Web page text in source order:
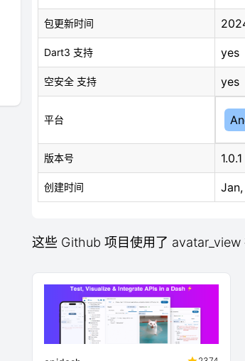
包更新时间
Dart3 支持 yes
空安全 支持 yes
平台
版本号 1.0.1
创建时间
这些 Github 项目使用了 avatar_view